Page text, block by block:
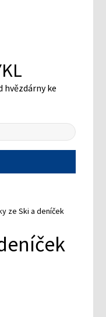
hvězdárny ke
ze Ski a deníček